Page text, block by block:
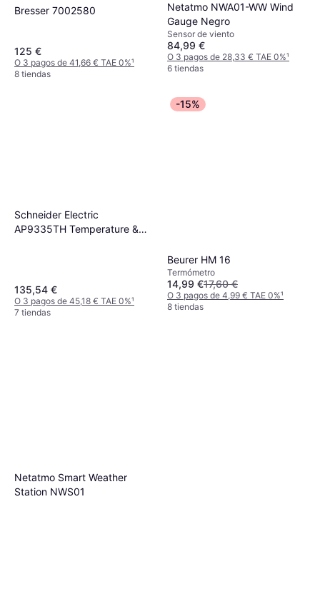
Bresser 7002580
125 €
O 3 pagos de 41,66 € TAE 0%¹
8 tiendas
Netatmo NWA01-WW Wind
Gauge Negro
Sensor de viento
84,99 €
O 3 pagos de 28,33 € TAE 0%¹
6 tiendas
Schneider Electric
AP9335TH Temperature &
135,54 €
O 3 pagos de 45,18 € TAE 0%¹
7 tiendas
-15%
Beurer HM 16
Termómetro
14,99 €17,60 €
O 3 pagos de 4,99 € TAE 0%¹
8 tiendas
Netatmo Smart Weather
Station NWS01